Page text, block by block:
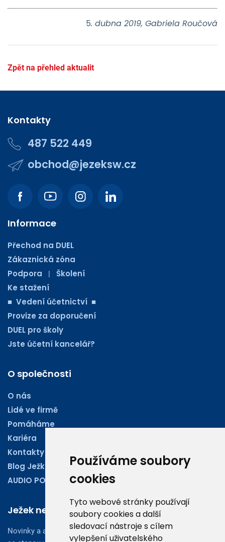
Používáme soubory
cookies
Tyto webové stránky používají
soubory cookies a další
sledovací nástroje s cílem
vylepšení uživatelského
5. dubna 2019, Gabriela Roučová
Zpět na přehled aktualit
Kontakty
487 522 449
obchod@jezeksw.cz
Informace
Přechod na DUEL
Zákaznická zóna
Podpora
| Školení
Ke stažení
■ Vedení účetnictví ■
Provize za doporučení
DUEL pro školy
Jste účetní kancelář?
O společnosti
O nás
Lidé ve firmě
Pomáháme
Kariéra
Kontakty
Blog Ježkoviny
AUDIO PODCASTY
Ježek newsletter
Novinky a aktuality z oboru účetnictví, obchodu či legislativy